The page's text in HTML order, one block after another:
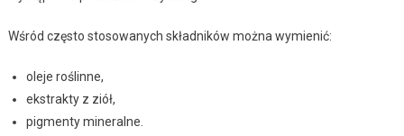
Wśród często stosowanych składników można wymienić:
oleje roślinne,
ekstrakty z ziół,
pigmenty mineralne.